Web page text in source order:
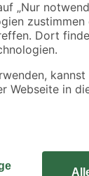
'GSR 12V-15
Professional'
Akkus,
119,99 €
Force'
1173, C 6.4, ist